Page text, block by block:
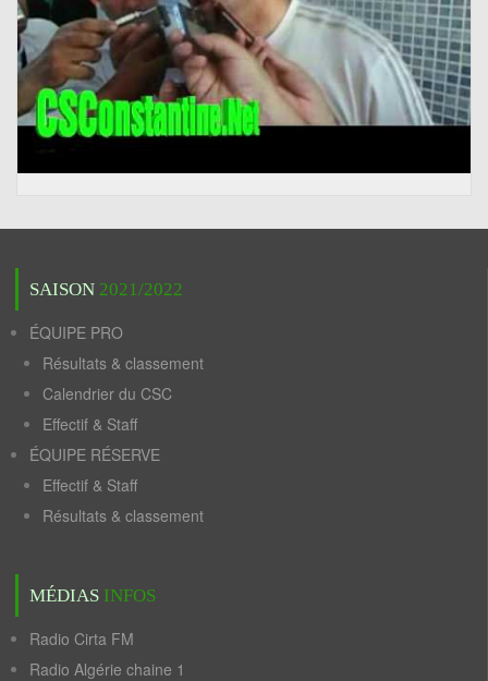
SAISON 2021/2022
ÉQUIPE PRO
Résultats & classement
Calendrier du CSC
Effectif & Staff
ÉQUIPE RÉSERVE
Effectif & Staff
Résultats & classement
MÉDIAS INFOS
Radio Cirta FM
Radio Algérie chaine 1